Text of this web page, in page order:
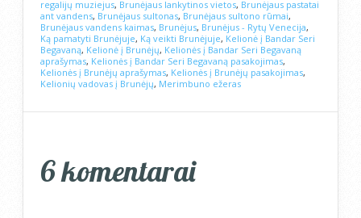
regalijų muziejus, Brunėjaus lankytinos vietos, Brunėjaus pastatai
ant vandens, Brunėjaus sultonas, Brunėjaus sultono rūmai,
Brunėjaus vandens kaimas, Brunėjus, Brunėjus - Rytų Venecija,
Ką pamatyti Brunėjuje, Ką veikti Brunėjuje, Kelionė į Bandar Seri
Begavaną, Kelionė į Brunėjų, Kelionės į Bandar Seri Begavaną
aprašymas, Kelionės į Bandar Seri Begavaną pasakojimas,
Kelionės į Brunėjų aprašymas, Kelionės į Brunėjų pasakojimas,
Kelionių vadovas į Brunėjų, Merimbuno ežeras
6 komentarai